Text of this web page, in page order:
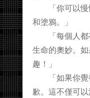
「你可以慢
和塗鴉。」
「每個人都
生命的奧妙。
趣！」
「如果你覺
歉。這不僅可